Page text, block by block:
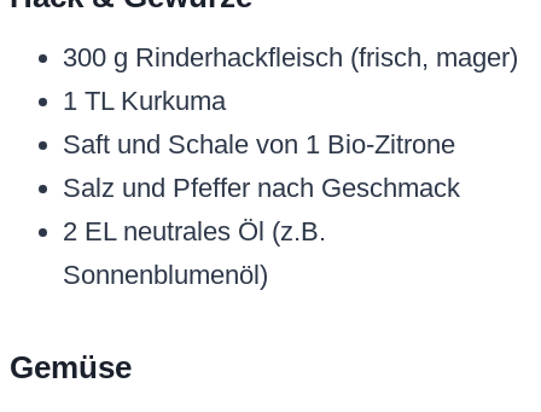
300 g Rinderhackfleisch (frisch, mager)
1 TL Kurkuma
Saft und Schale von 1 Bio-Zitrone
Salz und Pfeffer nach Geschmack
2 EL neutrales Öl (z.B.
Sonnenblumenöl)
Gemüse